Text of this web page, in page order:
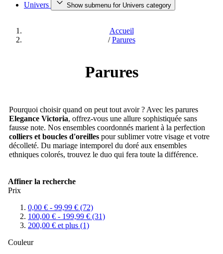
Univers
Show submenu for Univers category
Accueil
/ Parures
Parures
Pourquoi choisir quand on peut tout avoir ? Avec les parures
Elegance Victoria, offrez-vous une allure sophistiquée sans
fausse note. Nos ensembles coordonnés marient à la perfection
colliers et boucles d'oreilles pour sublimer votre visage et votre
décolleté. Du mariage intemporel du doré aux ensembles
ethniques colorés, trouvez le duo qui fera toute la différence.
Affiner la recherche
Prix
0,00 € - 99,99 € (72)
100,00 € - 199,99 € (31)
200,00 € et plus (1)
Couleur